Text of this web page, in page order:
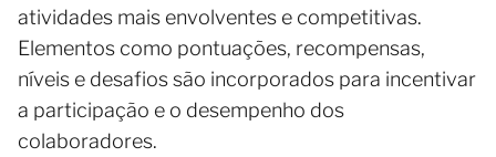
atividades mais envolventes e competitivas.
Elementos como pontuações, recompensas,
níveis e desafios são incorporados para incentivar
a participação e o desempenho dos
colaboradores.